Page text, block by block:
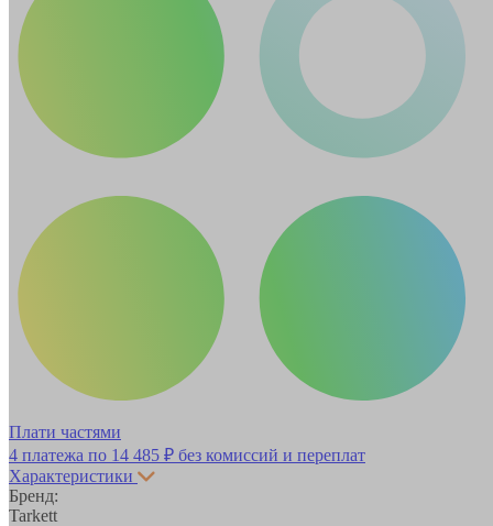
Плати частями
4 платежа по 14 485 ₽ без комиссий и переплат
Характеристики
Бренд:
Tarkett